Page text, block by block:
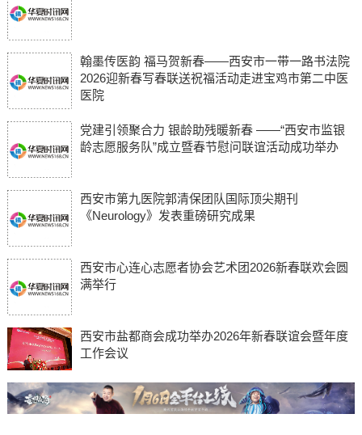
翰墨传医韵 福马贺新春——西安市一带一路书法院
2026迎新春写春联送祝福活动走进宝鸡市第二中医
医院
党建引领聚合力 银龄助残暖新春 ——“西安市监银
龄志愿服务队”成立暨春节慰问联谊活动成功举办
西安市第九医院郭清保团队国际顶尖期刊
《Neurology》发表重磅研究成果
西安市心连心志愿者协会艺术团2026新春联欢会圆
满举行
西安市盐都商会成功举办2026年新春联谊会暨年度
工作会议